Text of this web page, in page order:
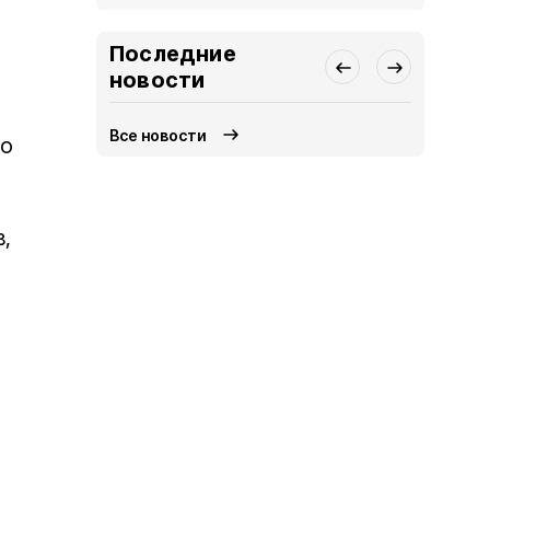
Последние
новости
Все новости